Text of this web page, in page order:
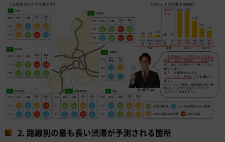
2. 路線別の最も長い渋滞が予測される箇所